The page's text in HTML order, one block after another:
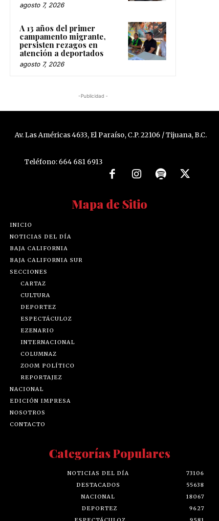
agosto 7, 2026
A 13 años del primer
campamento migrante,
persisten rezagos en
atención a deportados
agosto 7, 2026
-Publicidad -
Av. Las Américas 4633, El Paraíso, C.P. 22106 / Tijuana, B.C.
Teléfono: 664 681 6913
Mapa de Sitio
INICIO
NOTICIAS DEL DÍA
BAJA CALIFORNIA
BAJA CALIFORNIA SUR
SECCIONES
CARTAZ
CULTURA
DEPORTEZ
ESPECTÁCULOZ
EZENARIO
INTERNACIONAL
COLUMNAZ
ZOOM POLÍTICO
REPORTAJEZ
NACIONAL
EDICIÓN IMPRESA
NOSOTROS
CONTACTO
Categorías Populares
NOTICIAS DEL DÍA
73106
DESTACADOS
55638
NACIONAL
18067
DEPORTEZ
9627